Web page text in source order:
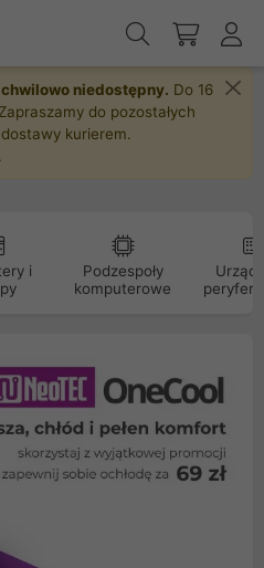
niedostępny. Do 16
do pozostałych
kurierem.
i
Podzespoły
komputerowe